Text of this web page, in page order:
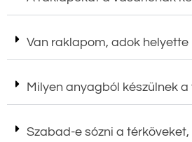
Van raklapom, adok helyette
Milyen anyagból készülnek a
Szabad-e sózni a